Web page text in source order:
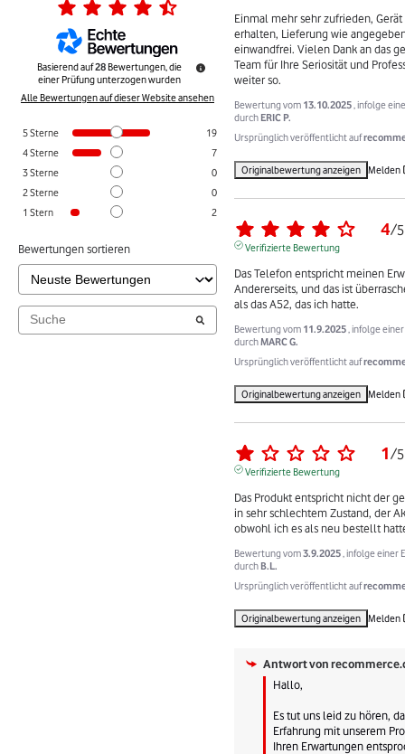
Basierend auf28 Bewertungen, die
einer Prüfung unterzogen wurden
Alle Bewertungen auf dieser Website ansehen
5Sterne
19
4Sterne
7
3Sterne
0
2Sterne
0
1 Stern 2
Bewertungen sortieren
Einmal mehr sehr zufrieden,
erhalten, Lieferung wie
einwandfrei. Vielen Dank an das
Team für Ihre Seriosität und
weiter so.
Bewertung vom 13.10.2025 , infolge
durch ERIC P.
Ursprünglich veröffentlicht auf
Originalbewertung anzeigen Melden
4/5
Verifizierte Bewertung
Das Telefon entspricht meinen
Andererseits, und das ist
als das A52, das ich hatte.
Bewertung vom 11.9.2025 , infolge
durchMARC G.
Ursprünglich veröffentlicht auf
Originalbewertung anzeigen Melden
1/5
Verifizierte Bewertung
Das Produkt entspricht nicht der
in sehr schlechtem Zustand, der
obwohl ich es als neu bestellt
Bewertung vom3.9.2025 , infolge einer
durch B.L.
Ursprünglich veröffentlicht auf
Originalbewertung anzeigen Melden
Antwort von
Hallo,
Es tut uns leid zu hören,
Erfahrung mit unserem
Ihren Erwartungen